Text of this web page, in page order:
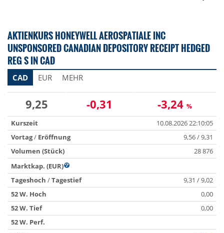
AKTIENKURS HONEYWELL AEROSPATIALE INC
UNSPONSORED CANADIAN DEPOSITORY RECEIPT HEDGED
REG S IN CAD
CAD EUR MEHR
9,25 -0,31 -3,24 %
Kurszeit
10.08.2026 22:10:05
Vortag/ Eröffnung
9,56 / 9,31
Volumen (Stück)
28 876
Marktkap. (EUR)
Tageshoch /Tagestief
9,31 / 9,02
52 W. Hoch
0,00
52 W. Tief
0,00
52 W. Perf.